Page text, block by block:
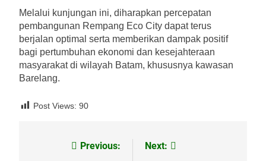
Melalui kunjungan ini, diharapkan percepatan
pembangunan Rempang Eco City dapat terus
berjalan optimal serta memberikan dampak positif
bagi pertumbuhan ekonomi dan kesejahteraan
masyarakat di wilayah Batam, khususnya kawasan
Barelang.
Post Views: 90
NavigasiPrevious:
Next: